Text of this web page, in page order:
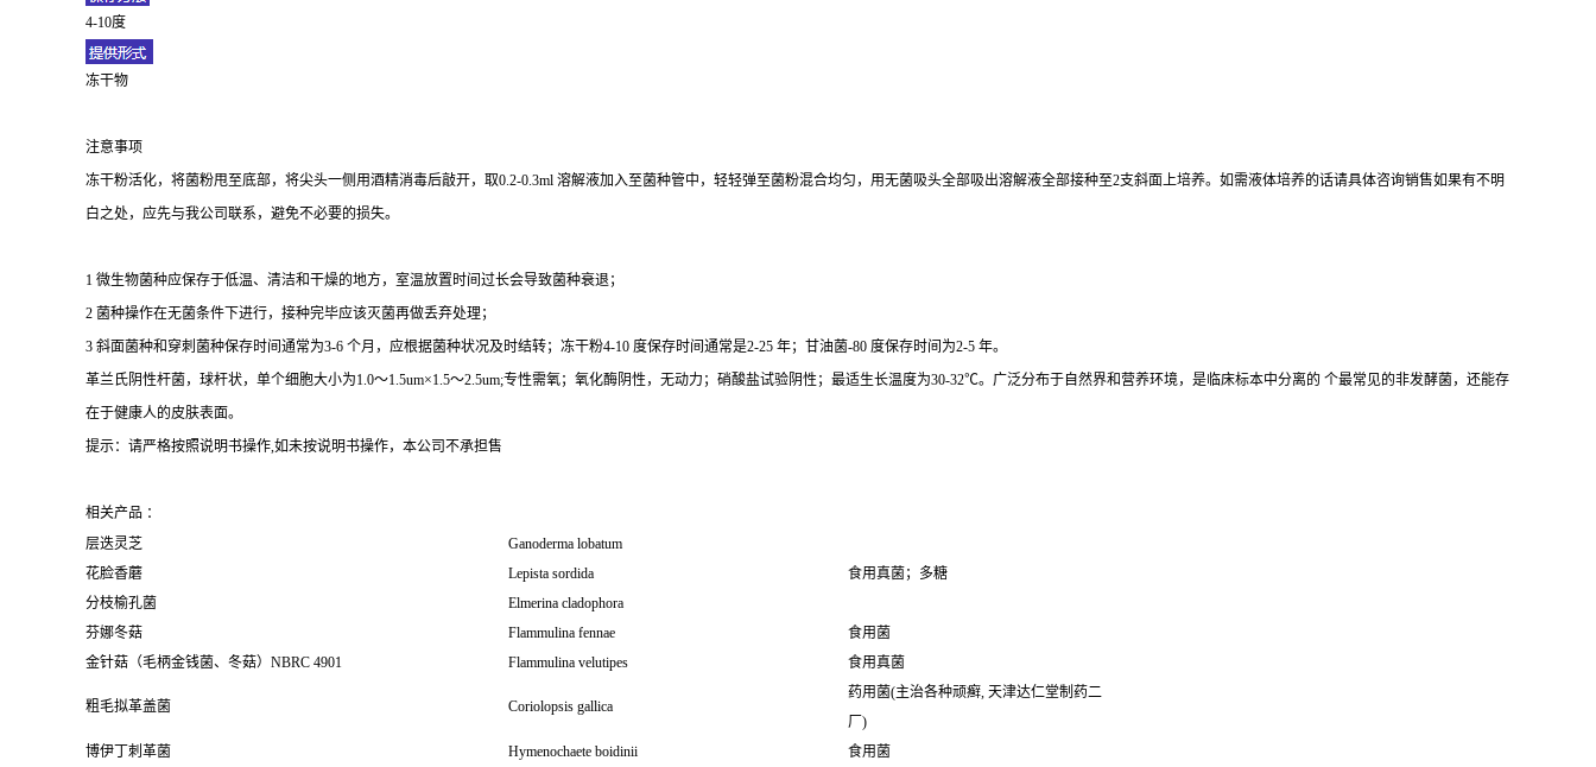
4-10度
冻干物
注意事项
冻干粉活化，将菌粉甩至底部，将尖头一侧用酒精消毒后敲开，取0.2-0.3ml 溶解液加入至菌种管中，轻轻弹至菌粉混合均匀，用无菌吸头全部吸出溶解液全部接种至2支斜面上培养。如需液体培养的话请具体咨询销售如果有不明
白之处，应先与我公司联系，避免不必要的损失。
1 微生物菌种应保存于低温、清洁和干燥的地方，室温放置时间过长会导致菌种衰退；
2 菌种操作在无菌条件下进行，接种完毕应该灭菌再做丢弃处理；
3 斜面菌种和穿刺菌种保存时间通常为3-6 个月，应根据菌种状况及时结转；冻干粉4-10 度保存时间通常是2-25 年；甘油菌-80 度保存时间为2-5 年。
革兰氏阴性杆菌，球杆状，单个细胞大小为1.0～1.5um×1.5～2.5um;专性需氧；氧化酶阴性，无动力；硝酸盐试验阴性；最适生长温度为30-32℃。广泛分布于自然界和营养环境，是临床标本中分离的 个最常见的非发酵菌，还能存
在于健康人的皮肤表面。
提示：请严格按照说明书操作,如未按说明书操作，本公司不承担售
相关产品 ：
层迭灵芝
Ganoderma lobatum
花脸香蘑
Lepista sordida
食用真菌；多糖
分枝榆孔菌
Elmerina cladophora
芬娜冬菇
Flammulina fennae
食用菌
金针菇（毛柄金钱菌、冬菇）NBRC 4901
Flammulina velutipes 食用真菌
粗毛拟革盖菌 Coriolopsis gallica
药用菌(主治各种顽癣, 天津达仁堂制药二
厂)
博伊丁刺革菌
Hymenochaete boidinii
食用菌